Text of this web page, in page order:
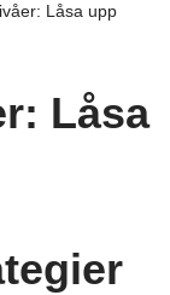
Låsa upp
Låsa